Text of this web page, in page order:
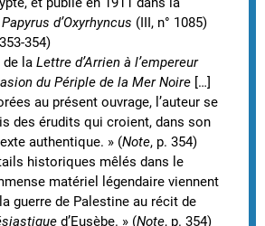
Papyrus d’Oxyrhyncus (III, n° 1085)
354)
de la Lettre d’Arrien à l’empereur
du Périple de la Mer Noire […]
au présent ouvrage, l’auteur se
des érudits qui croient, dans son
authentique. » (Note, p. 354)
historiques mêlés dans le
matériel légendaire viennent
guerre de Palestine au récit de
d’Eusèbe. » (Note, p. 354)